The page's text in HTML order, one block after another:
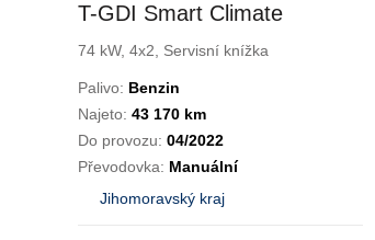
T-GDI Smart Climate
Tažné
74 kW, 4x2, Servisní knížka
Palivo: Benzin
Najeto: 43 170 km
Do provozu: 04/2022
Převodovka: Manuální
Jihomoravský kraj